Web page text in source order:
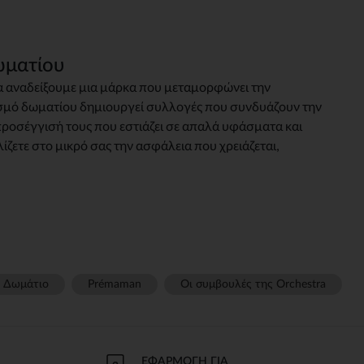
σας
αναδείξουμε μια μάρκα που μεταμορφώνει την
δωματίου δημιουργεί συλλογές που συνδυάζουν την
τους που εστιάζει σε απαλά υφάσματα και
στο μικρό σας την ασφάλεια που χρειάζεται,
Δωμάτιο Prémaman Οι συμβουλές της Orchestra​